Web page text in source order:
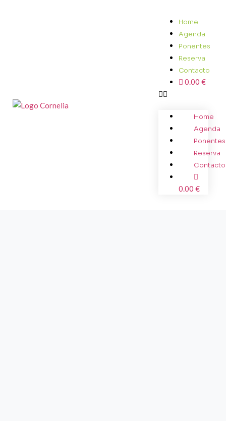
Home
Agenda
Ponentes
Reserva
Contacto
0.00 €
Home
Agenda
Ponentes
Reserva
Contacto
0.00 €